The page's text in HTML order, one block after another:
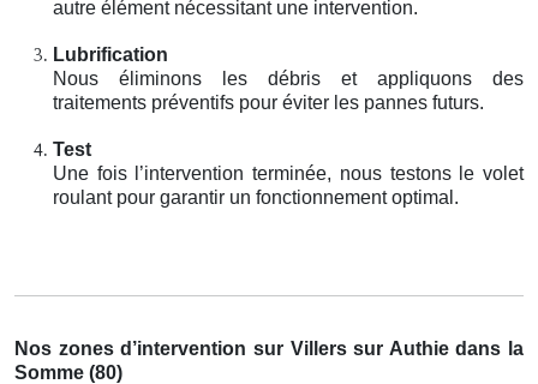
autre élément nécessitant une intervention.
Lubrification
Nous éliminons les débris et appliquons des
traitements préventifs pour éviter les pannes futurs.
Test
Une fois l’intervention terminée, nous testons le volet
roulant pour garantir un fonctionnement optimal.
Nos zones d’intervention sur Villers sur Authie dans la
Somme (80)